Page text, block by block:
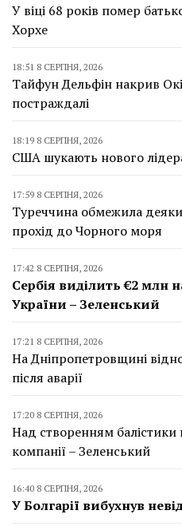
У віці 68 років помер
Хорхе
18:51 8 СЕРПНЯ, 2026
Тайфун Дельфін накрив
постраждалі
18:19 8 СЕРПНЯ, 2026
США шукають нового
17:59 8 СЕРПНЯ, 2026
Туреччина обмежила
прохід до Чорного моря
17:42 8 СЕРПНЯ, 2026
Сербія виділить €2 млн
України – Зеленський
17:21 8 СЕРПНЯ, 2026
На Дніпропетровщині
після аварії
17:20 8 СЕРПНЯ, 2026
Над створенням балістики
компанії – Зеленський
16:40 8 СЕРПНЯ, 2026
У Болгарії вибухнув